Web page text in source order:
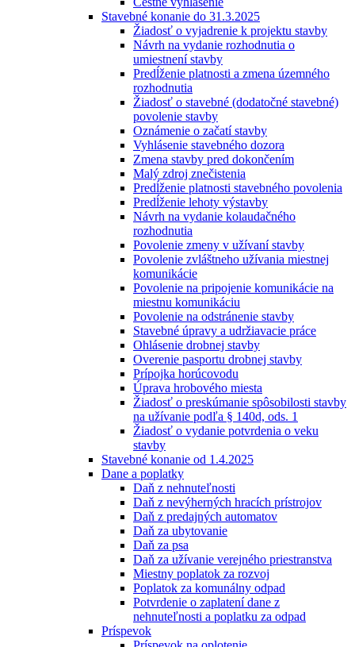
Stavebné konanie do 31.3.2025
Žiadosť o vyjadrenie k projektu stavby
Návrh na vydanie rozhodnutia o
umiestnení stavby
Predĺženie platnosti a zmena územného
rozhodnutia
Žiadosť o stavebné (dodatočné stavebné)
povolenie stavby
Oznámenie o začatí stavby
Vyhlásenie stavebného dozora
Zmena stavby pred dokončením
Malý zdroj znečistenia
Predĺženie platnosti stavebného povolenia
Predĺženie lehoty výstavby
Návrh na vydanie kolaudačného
rozhodnutia
Povolenie zmeny v užívaní stavby
Povolenie zvláštneho užívania miestnej
komunikácie
Povolenie na pripojenie komunikácie na
miestnu komunikáciu
Povolenie na odstránenie stavby
Stavebné úpravy a udržiavacie práce
Ohlásenie drobnej stavby
Overenie pasportu drobnej stavby
Prípojka horúcovodu
Úprava hrobového miesta
Žiadosť o preskúmanie spôsobilosti stavby
na užívanie podľa § 140d, ods. 1
Žiadosť o vydanie potvrdenia o veku
stavby
Stavebné konanie od 1.4.2025
Dane a poplatky
Daň z nehnuteľnosti
Daň z nevýherných hracích prístrojov
Daň z predajných automatov
Daň za ubytovanie
Daň za psa
Daň za užívanie verejného priestranstva
Miestny poplatok za rozvoj
Poplatok za komunálny odpad
Potvrdenie o zaplatení dane z
nehnuteľnosti a poplatku za odpad
Príspevok